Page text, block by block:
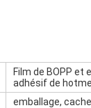
Film de BOPP et
adhésif de
emballage,